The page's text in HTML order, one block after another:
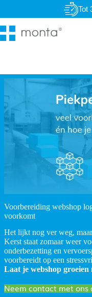
inhoud
Tot
Voorbereiding webshop
voorkomt
Het lijkt nog ver weg,
Kerst staat zomaar weer
onderbezetting en
voorbereidt op een
Laat je webshop
Neem contact met ons